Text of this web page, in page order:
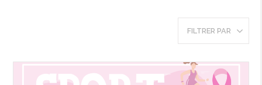
FILTRER PAR